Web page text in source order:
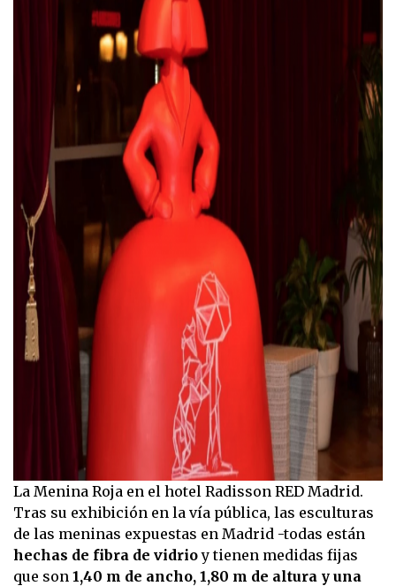
La Menina Roja en el hotel Radisson RED Madrid.
Tras su exhibición en la vía pública, las esculturas
de las meninas expuestas en Madrid -todas están
hechas de fibra de vidrioy tienen medidas fijas
que son 1,40 m de ancho, 1,80 m de altura y una